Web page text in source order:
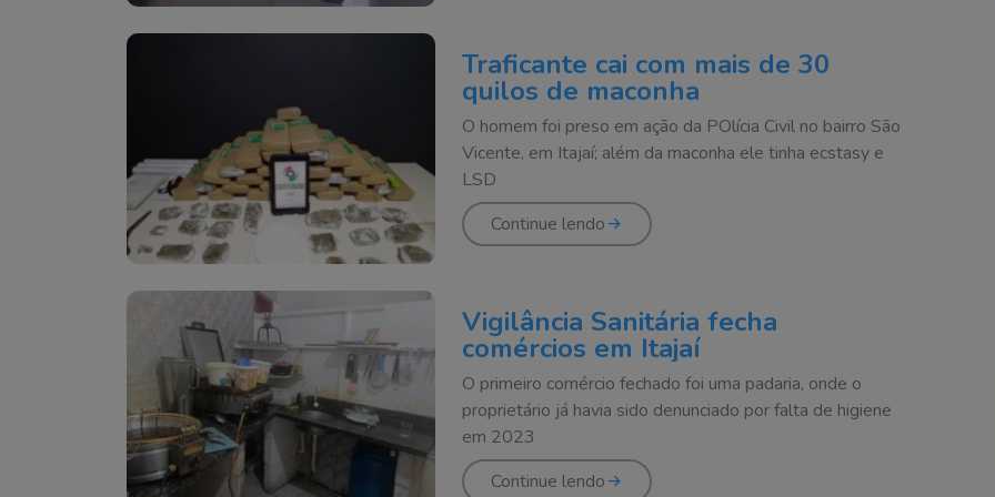
Traficante cai com mais de 30
quilos de maconha
O homem foi preso em ação da POlícia Civil no bairro São
Vicente, em Itajaí; além da maconha ele tinha ecstasy e
LSD
Continue lendo
Vigilância Sanitária fecha
comércios em Itajaí
O primeiro comércio fechado foi uma padaria, onde o
proprietário já havia sido denunciado por falta de higiene
em 2023
Continue lendo